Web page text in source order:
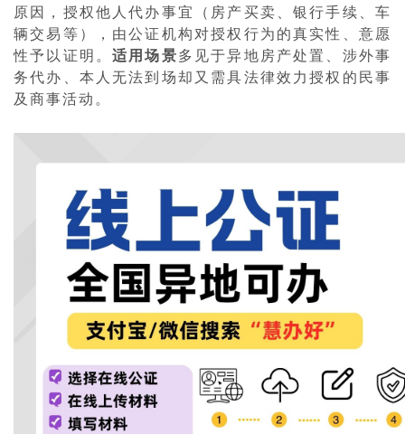
原因，授权他人代办事宜（房产买卖、银行手续、车
辆交易等），由公证机构对授权行为的真实性、意愿
性予以证明。适用场景多见于异地房产处置、涉外事
务代办、本人无法到场却又需具法律效力授权的民事
及商事活动。